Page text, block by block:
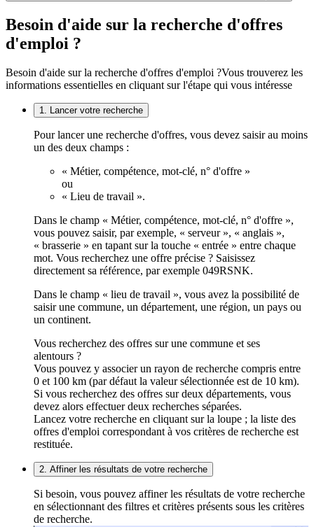
Besoin d'aide sur la recherche d'offres
d'emploi ?
Besoin d'aide sur la recherche d'offres d'emploi ?Vous trouverez les
informations essentielles en cliquant sur l'étape qui vous intéresse
1. Lancer votre recherche
Pour lancer une recherche d'offres, vous devez saisir au moins
un des deux champs :
« Métier, compétence, mot-clé, n° d'offre »
ou
« Lieu de travail ».
Dans le champ « Métier, compétence, mot-clé, n° d'offre »,
vous pouvez saisir, par exemple, « serveur », « anglais »,
« brasserie » en tapant sur la touche « entrée » entre chaque
mot. Vous recherchez une offre précise ? Saisissez
directement sa référence, par exemple 049RSNK.
Dans le champ « lieu de travail », vous avez la possibilité de
saisir une commune, un département, une région, un pays ou
un continent.
Vous recherchez des offres sur une commune et ses
alentours ?
Vous pouvez y associer un rayon de recherche compris entre
0 et 100 km (par défaut la valeur sélectionnée est de 10 km).
Si vous recherchez des offres sur deux départements, vous
devez alors effectuer deux recherches séparées.
Lancez votre recherche en cliquant sur la loupe ; la liste des
offres d'emploi correspondant à vos critères de recherche est
restituée.
2. Affiner les résultats de votre recherche
Si besoin, vous pouvez affiner les résultats de votre recherche
en sélectionnant des filtres et critères présents sous les critères
de recherche.